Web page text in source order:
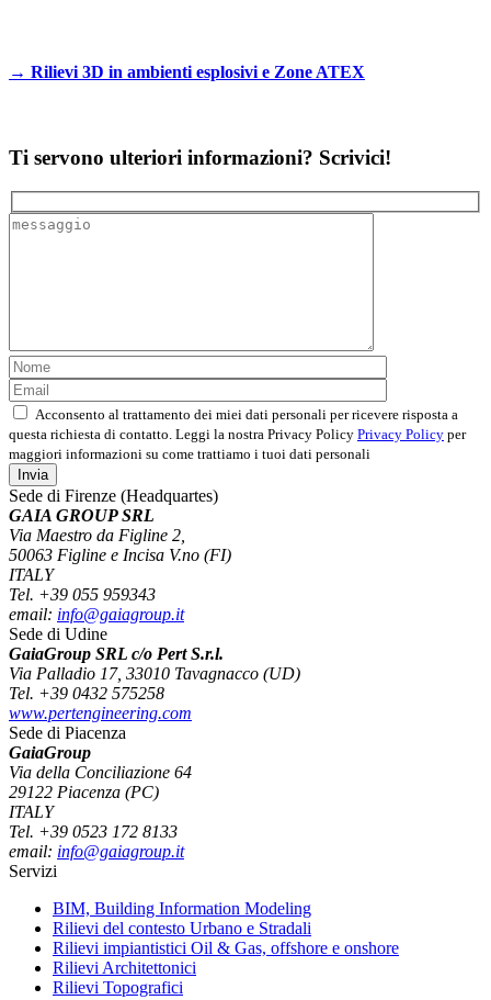
→ Rilievi 3D in ambienti esplosivi e Zone ATEX
Ti servono ulteriori informazioni? Scrivici!
Acconsento al trattamento dei miei dati personali per ricevere risposta a
questa richiesta di contatto. Leggi la nostra Privacy Policy Privacy Policy per
maggiori informazioni su come trattiamo i tuoi dati personali
Sede di Firenze (Headquartes)
GAIA GROUP SRL
Via Maestro da Figline 2,
50063 Figline e Incisa V.no (FI)
ITALY
Tel. +39 055 959343
email: info@gaiagroup.it
Sede di Udine
GaiaGroup SRL c/o Pert S.r.l.
Via Palladio 17, 33010 Tavagnacco (UD)
Tel. +39 0432 575258
www.pertengineering.com
Sede di Piacenza
GaiaGroup
Via della Conciliazione 64
29122 Piacenza (PC)
ITALY
Tel. +39 0523 172 8133
email: info@gaiagroup.it
Servizi
BIM, Building Information Modeling
Rilievi del contesto Urbano e Stradali
Rilievi impiantistici Oil & Gas, offshore e onshore
Rilievi Architettonici
Rilievi Topografici